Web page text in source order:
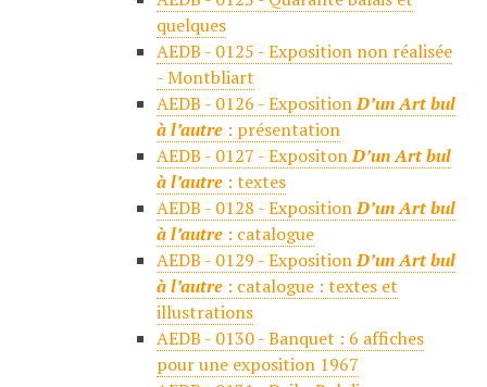
quelques
AEDB - 0125 - Exposition non réalisée
- Montbliart
AEDB - 0126 - ExpositionD’un Art bul
à l’autre: présentation
AEDB - 0127 - ExpositonD’un Art bul
à l’autre: textes
AEDB - 0128 - ExpositionD’un Art bul
à l’autre: catalogue
AEDB - 0129 - ExpositionD’un Art bul
à l’autre: catalogue : textes et
illustrations
AEDB - 0130 - Banquet : 6 affiches
pour une exposition 1967